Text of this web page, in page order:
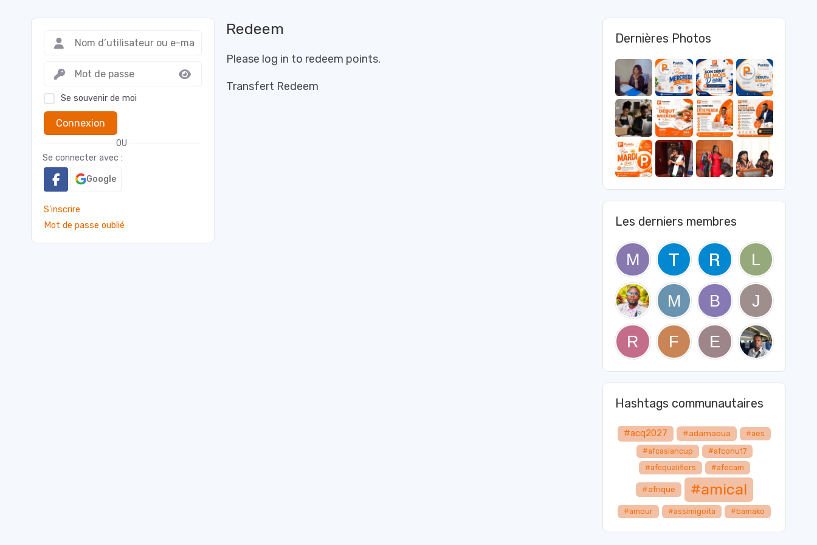
Redeem
Please log in to redeem points.
Transfert Redeem
Se souvenir de moi
Connexion
OU
Se connecter avec :
Google
S’inscrire
Mot de passe oublié
Dernières Photos
Les derniers membres
Hashtags communautaires
#acq2027 #adamaoua
#aes
#afcasiancup
#afconu17
#afcqualifiers
#afecam
#afrique #amical
#amour #assimigoita #bamako
Glisser-déposer ou cliquer pour sélectionner
JPEG, PNG, GIF, WebP, MP4, WebM · Images maximales 8 Mo · Vidéos max